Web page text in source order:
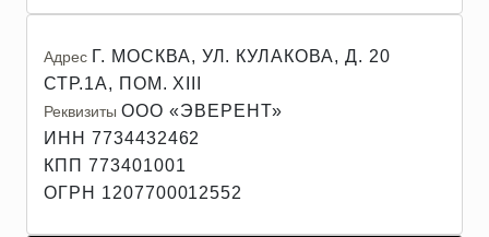
Адрес Г. МОСКВА, УЛ. КУЛАКОВА, Д. 20
СТР.1А, ПОМ. XIII
Реквизиты ООО «ЭВЕРЕНТ»
ИНН 7734432462
КПП 773401001
ОГРН 1207700012552